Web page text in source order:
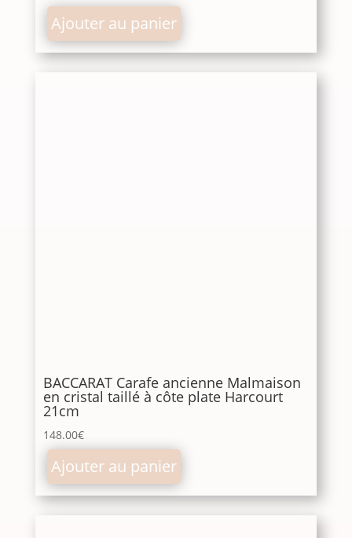
Ajouter au panier
BACCARAT Carafe ancienne Malmaison
en cristal taillé à côte plate Harcourt
21cm
148.00€
Ajouter au panier